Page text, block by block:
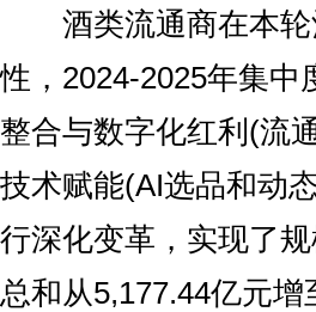
酒类流通商在本轮
性，2024-2025年集
整合与数字化红利(流
技术赋能(AI选品和动
行深化变革，实现了
总和从5,177.44亿元